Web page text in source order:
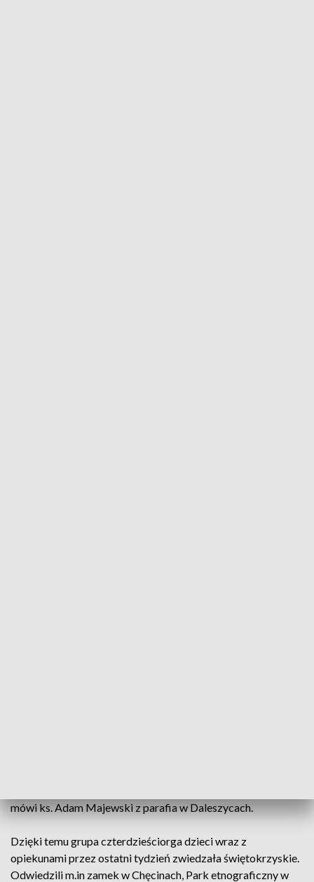
mówi ks. Adam Majewski z parafia w Daleszycach.
Dzięki temu grupa czterdzieściorga dzieci wraz z
opiekunami przez ostatni tydzień zwiedzała świętokrzyskie.
Odwiedzili m.in zamek w Chęcinach, Park etnograficzny w